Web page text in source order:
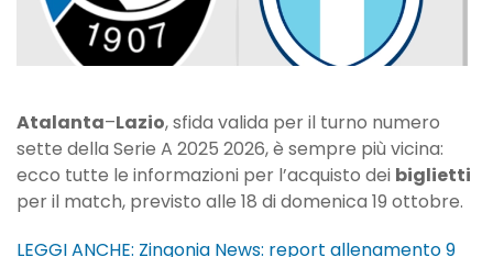
Atalanta–Lazio, sfida valida per il turno numero
sette della Serie A 2025 2026, è sempre più vicina:
ecco tutte le informazioni per l’acquisto dei biglietti
per il match, previsto alle 18 di domenica 19 ottobre.
LEGGI ANCHE: Zingonia News: report allenamento 9